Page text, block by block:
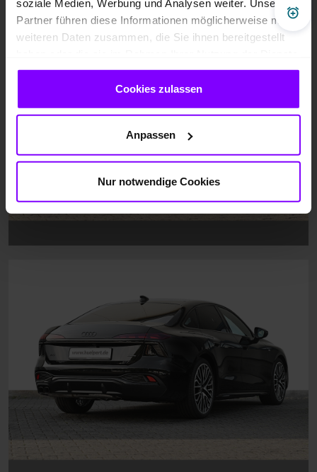
soziale Medien, Werbung und Analysen weiter. Unsere
Partner führen diese Informationen möglicherweise mit
weiteren Daten zusammen, die Sie ihnen bereitgestellt
gesammelt haben.
Cookies zulassen
Anpassen
Nur notwendige Cookies